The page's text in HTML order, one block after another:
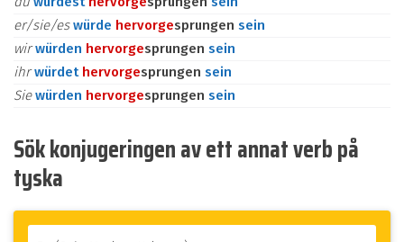
er/sie/eswürde hervorgesprungen sein
wirwürden hervorgesprungen sein
ihrwürdet hervorgesprungen sein
Siewürden hervorgesprungen sein
Sök konjugeringen av ett annat verb på
tyska